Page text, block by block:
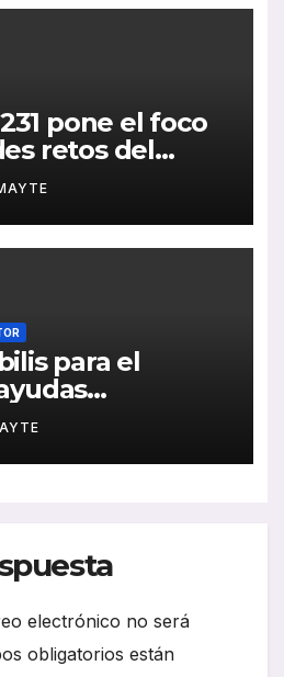
pone el foco
retos del
en España
para el
costes
el arranque de
electrónico no será
obligatorios están